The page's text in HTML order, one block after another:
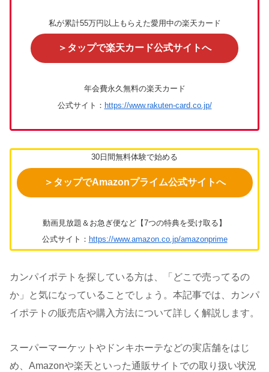
私が累計55万円以上もらえた愛用中の楽天カード
＞タップで楽天カード公式サイトへ
年会費永久無料の楽天カード
公式サイト： https://www.rakuten-card.co.jp/
30日間無料体験で始める
＞タップでAmazonプライム公式サイトへ
動画見放題＆お急ぎ便など【7つの特典を受け取る】
公式サイト： https://www.amazon.co.jp/amazonprime
カンパイポテトを探している方は、「どこで売ってるの
か」と気になっていることでしょう。本記事では、カンパ
イポテトの販売店や購入方法について詳しく解説します。
スーパーマーケットやドンキホーテなどの実店舗をはじ
め、Amazonや楽天といった通販サイトでの取り扱い状況